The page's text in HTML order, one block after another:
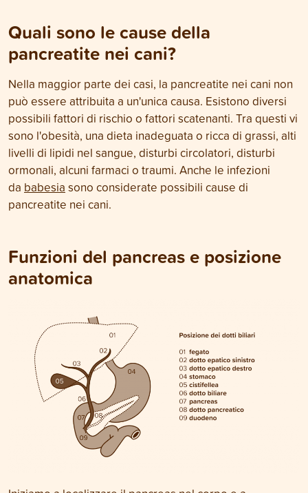
Quali sono le cause della
pancreatite nei cani?
Nella maggior parte dei casi, la pancreatite nei cani non
può essere attribuita a un'unica causa. Esistono diversi
possibili fattori di rischio o fattori scatenanti. Tra questi vi
sono l'obesità, una dieta inadeguata o ricca di grassi, alti
livelli di lipidi nel sangue, disturbi circolatori, disturbi
ormonali, alcuni farmaci o traumi. Anche le infezioni
da babesia sono considerate possibili cause di
pancreatite nei cani.
Funzioni del pancreas e posizione
anatomica